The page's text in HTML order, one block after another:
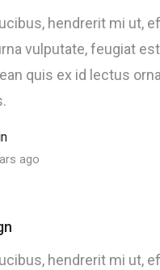
hendrerit mi ut,
vulputate, feugiat
quis ex id lectus
ago
hendrerit mi ut,